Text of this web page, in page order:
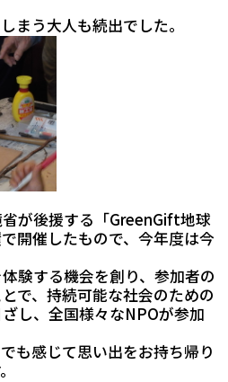
まう大人も続出でした。
が後援する 「GreenGift地球
開催したもので、今年度は今
験する機会を創り、参加者の
で、持続可能な社会のための
し、全国様々なNPOが参加
も感じて思い出をお持ち帰り